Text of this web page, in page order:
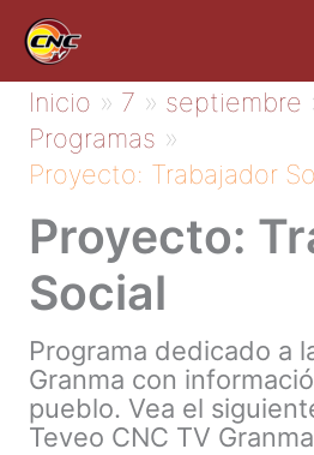
contenido
Inicio 7 septiembre
Programas
Proyecto: Trabajador
Proyecto:
Social
Programa dedicado a
Granma con
pueblo. Vea el
Teveo CNC TV Granma